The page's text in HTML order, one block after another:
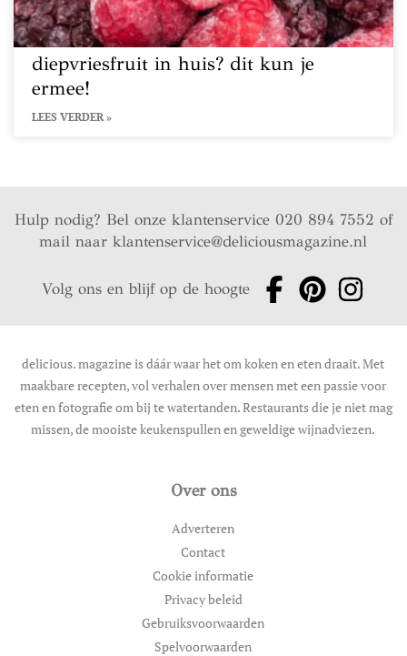
diepvriesfruit in huis? dit kun je
ermee!
LEES VERDER »
Hulp nodig? Bel onze klantenservice 020 894 7552 of
mail naarklantenservice@deliciousmagazine.nl
Volg ons en blijf op de hoogte
delicious. magazine is dáár waar het om koken en eten draait. Met
maakbare recepten, vol verhalen over mensen met een passie voor
eten en fotografie om bij te watertanden. Restaurants die je niet mag
missen, de mooiste keukenspullen en geweldige wijnadviezen.
Over ons
Adverteren
Contact
Cookie informatie
Privacy beleid
Gebruiksvoorwaarden
Spelvoorwaarden